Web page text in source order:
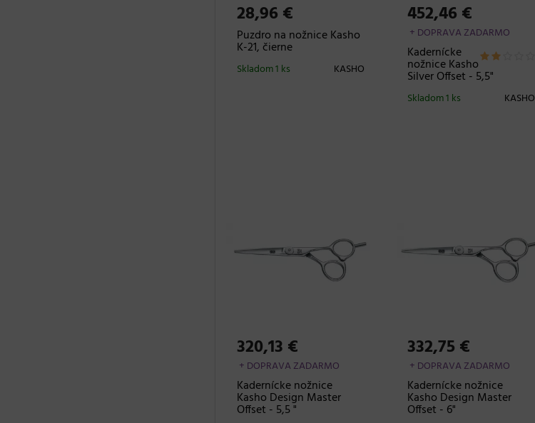
28,96 €
Puzdro na nožnice Kasho
K-21, čierne
KASHO
Skladom 1 ks
452,46 €
+ DOPRAVA ZADARMO
Kadernícke
nožnice Kasho
Silver Offset - 5,5"
KASHO
Skladom 1 ks
320,13 €
+ DOPRAVA ZADARMO
Kadernícke nožnice
Kasho Design Master
Offset - 5,5 "
332,75 €
+ DOPRAVA ZADARMO
Kadernícke nožnice
Kasho Design Master
Offset - 6"